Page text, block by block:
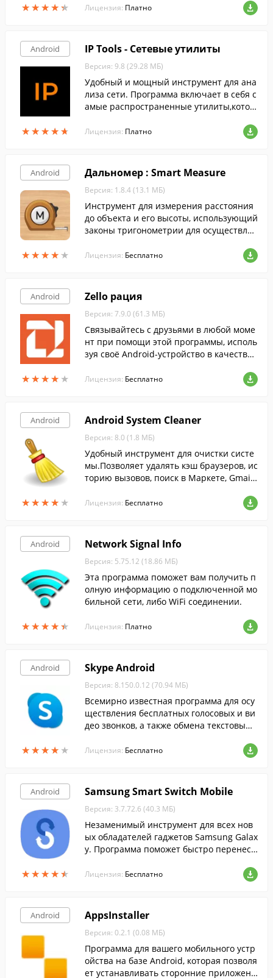
★★★★★
★★★★★ Лицензия: Платно
Android
★★★★★
★★★★★
IP Tools - Сетевые утилиты
Версия: 9.8 (29.28 МБ)
Удобный и мощный инструмент для ана
лиза сети. Программа включает в себя с
амые распространенные утилиты,котор
nux.
Лицензия: Платно
Android
★★★★★
★★★★★
Дальномер : Smart Measure
Версия: 1.8.4 (13.1 МБ)
Инструмент для измерения расстояния
до объекта и его высоты, использующий
законы тригонометрии для осуществлен
та с помощью программы, просто напра
вьте на желаемый объект камеру своего
Лицензия: Бесплатно
Android
★★★★ ★
★★★★ ★
Zello рация
Версия: 7.9.0 (61.3 МБ)
Связывайтесь с друзьями в любой моме
нт при помощи этой программы, исполь
зуя своё Android-устройство в качестве
Лицензия: Бесплатно
Android
★★★★ ★
★★★★ ★
Android System Cleaner
Версия: 8.0 (1.8 МБ)
Удобный инструмент для очистки систе
мы.Позволяет удалять кэш браузеров, ис
торию вызовов, поиск в Маркете, Gmail
Лицензия: Бесплатно
Android
★★★★★
★★★★★
Network Signal Info
Версия: 5.75.12 (18.86 МБ)
Эта программа поможет вам получить п
олную информацию о подключенной мо
бильной сети, либо WiFi соединении.
Лицензия: Платно
Android
★★★★ ★
★★★★ ★
Skype Android
Версия: 8.150.0.12 (70.94 МБ)
Всемирно известная программа для осу
ществления бесплатных голосовых и ви
део звонков, а также обмена текстовыми
Лицензия: Бесплатно
Android
★★★★★
★★★★★
Samsung Smart Switch Mobile
Версия: 3.7.72.6 (40.3 МБ)
Незаменимый инструмент для всех нов
ых обладателей гаджетов Samsung Galax
y. Программа поможет быстро перенест
тфона на новый.
Лицензия: Бесплатно
Android AppsInstaller
Версия: 0.2.1 (0.08 МБ)
Программа для вашего мобильного устр
ойства на базе Android, которая позволя
ет устанавливать сторонние приложени